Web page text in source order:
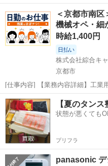
電話、ＦＡＸ
＜京都市南区
機械オペ・細
時給1,400円
日払い
株式会社綜合キ
京都市
[仕事内容] 【業務内容詳細】工業
ーター業務。 機械への材料の投
業です。 クリーンルーム内での
あります。 残業ほぼありま...
京都 京都市 工場
【夏のタン
状態が悪くても
プリフラ